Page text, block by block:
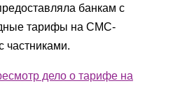
банкам с
тарифы на СМС-
частниками.
дело о тарифе на